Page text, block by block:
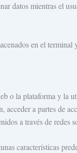
datos mientras el
en el
o la plataforma y la
a partes de
a través de redes
características